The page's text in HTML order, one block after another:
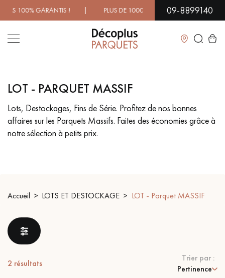
GARANTIS ! | PLUS DE 1000 MODÈLES À DÉCOUVRIR
09-8899140
Fermer
LES RECHERCHES LES PLUS COURANTES
PARQUET MASSIF
PARQUET CONTRECOLLÉ -
PARQUET VIEILLI
PARQUET LAMES LARGES XXL PARQUET EN CHÊNE
LOT - PARQUET MASSIF
Lots, Destockages, Fins de Série. Profitez de nos bonnes
affaires sur les Parquets Massifs. Faites des économies grâce à
notre sélection à petits prix.
Accueil LOTS ET DESTOCKAGE LOT - Parquet MASSIF
2 résultats
Trier par :
Pertinence